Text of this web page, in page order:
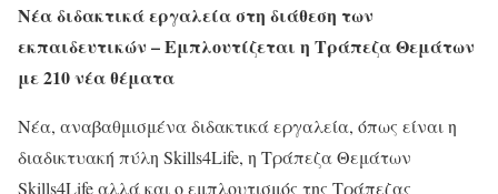
Νέα διδακτικά εργαλεία στη διάθεση των
εκπαιδευτικών – Εμπλουτίζεται η Τράπεζα Θεμάτων
με 210 νέα θέματα
Νέα, αναβαθμισμένα διδακτικά εργαλεία, όπως είναι η
διαδικτυακή πύλη Skills4Life, η Tράπεζα Θεμάτων
Skills4Life αλλά και ο εμπλουτισμός της Τράπεζας